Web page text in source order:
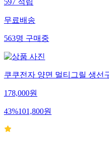
597적립
무료배송
563명구매중
쿠쿠전자 양면 멀티그릴 생선
178,000원
43%101,800원